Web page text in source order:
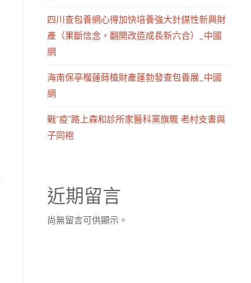
四川查包養網心得加快培養強大計謀性新興財
產（果斷信念，翻開改造成長新六合）_中國
網
海南保亭榴蓮蒔植財產蓬勃發查包養展_中國
網
戰“疫”路上森和診所家醫科黨旗飄 老村支書與
子同袍
近期留言
尚無留言可供顯示。